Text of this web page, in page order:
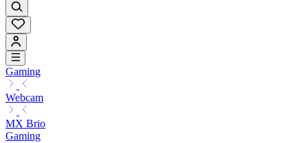
Gaming
Webcam
MX Brio
Gaming